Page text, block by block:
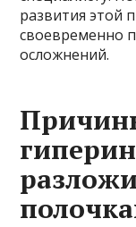
развития этой
своевременно
осложнений.